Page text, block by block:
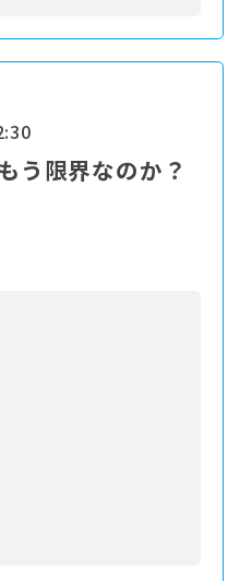
う限界なのか？